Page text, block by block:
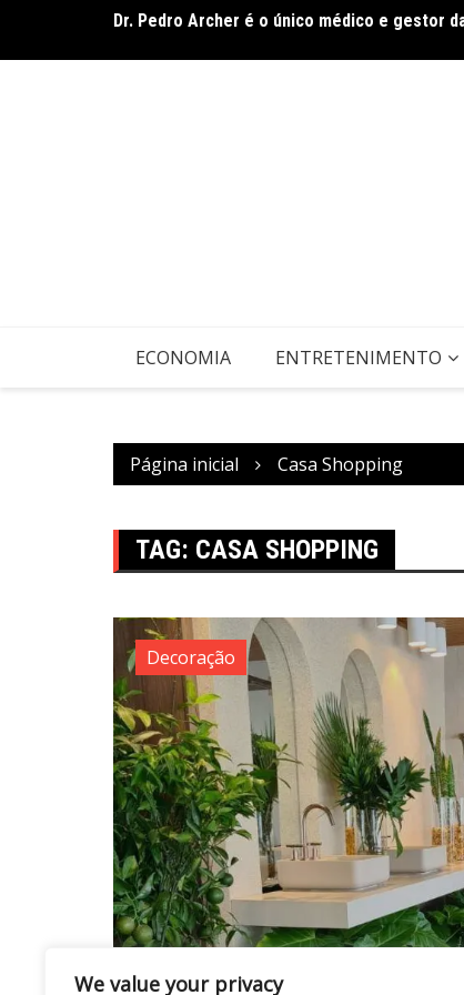
We value your privacy
o
Dr. Pedro Archer é o único médico e gestor
ECONOMIA ENTRETENIMENTO
Página inicial Casa Shopping
TAG: CASA SHOPPING
Decoração